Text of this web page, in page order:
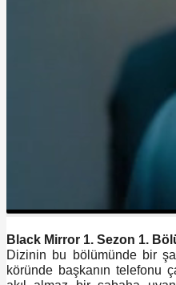
Black Mirror 1. Sezon 1.
Dizinin bu bölümünde bir
köründe başkanın telefonu